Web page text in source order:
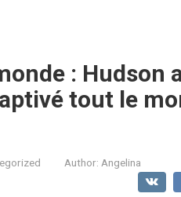
: Hudson
tout le
Author: Angelina